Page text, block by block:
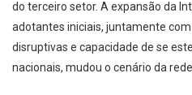
do terceiro setor. A expansão da
adotantes iniciais, juntamente
disruptivas e capacidade de se
nacionais, mudou o cenário da